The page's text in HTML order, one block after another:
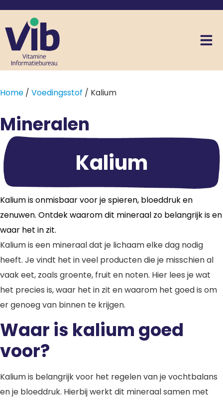
Home / Voedingsstof / Kalium
Mineralen
Kalium
Kalium is onmisbaar voor je spieren, bloeddruk en
zenuwen. Ontdek waarom dit mineraal zo belangrijk is en
waar het in zit.
Kalium is een mineraal dat je lichaam elke dag nodig
heeft. Je vindt het in veel producten die je misschien al
vaak eet, zoals groente, fruit en noten. Hier lees je wat
het precies is, waar het in zit en waarom het goed is om
er genoeg van binnen te krijgen.
Waar is kalium goed
voor?
Kalium is belangrijk voor het regelen van je vochtbalans
en je bloeddruk. Hierbij werkt dit mineraal samen met